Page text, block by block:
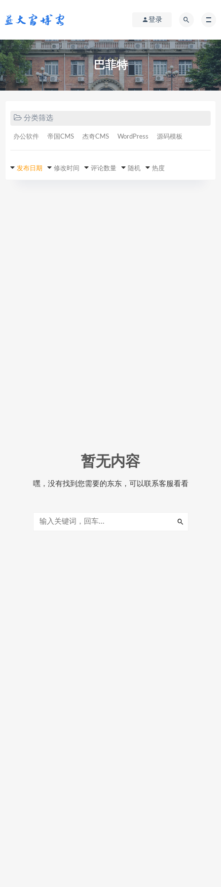
登录
巴菲特
分类筛选
办公软件 帝国CMS 杰奇CMS WordPress 源码模板
发布日期 修改时间 评论数量 随机 热度
暂无内容
嘿，没有找到您需要的东东，可以联系客服看看